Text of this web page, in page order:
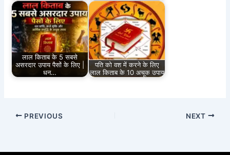
लाल किताब के 5 सबसे
असरदार उपाय पैसों के लिए |
धन…
पति को वश में करने के लिए
लाल किताब के 10 अचूक उपाय
PREVIOUS NEXT